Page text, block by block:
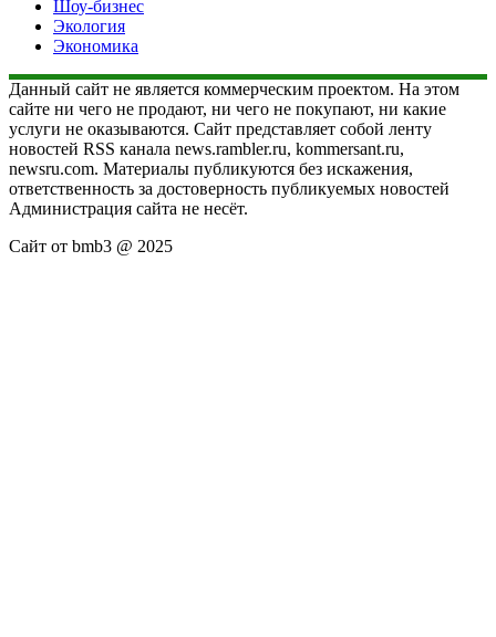
Шоу-бизнес
Экология
Экономика
Данный сайт не является коммерческим проектом. На этом
сайте ни чего не продают, ни чего не покупают, ни какие
услуги не оказываются. Сайт представляет собой ленту
новостей RSS канала news.rambler.ru, kommersant.ru,
newsru.com. Материалы публикуются без искажения,
ответственность за достоверность публикуемых новостей
Администрация сайта не несёт.
Сайт от bmb3 @ 2025